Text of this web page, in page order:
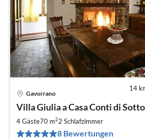
14
Gavorrano
Villa Giulia a Casa Conti di Sotto
4 Gäste70 m22 Schlafzimmer
8 Bewertungen